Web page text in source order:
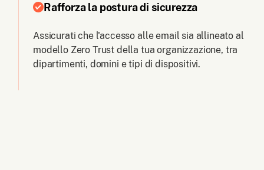
Rafforza la postura di sicurezza
Assicurati che l'accesso alle email sia allineato al
modello Zero Trust della tua organizzazione, tra
dipartimenti, domini e tipi di dispositivi.